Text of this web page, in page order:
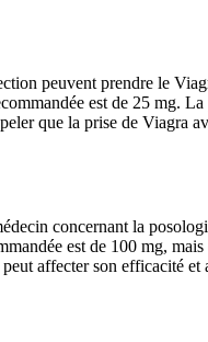
peuvent prendre le
est de 25 mg.
que la prise de Viagra
concernant la
est de 100 mg,
affecter son efficacité et